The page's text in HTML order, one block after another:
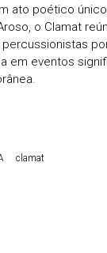
ato poético
o Clamat
em eventos
clamat